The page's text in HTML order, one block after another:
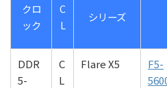
クロ
ック
C
L
シリーズ
DDR
5-
C
L
Flare X5
F5-